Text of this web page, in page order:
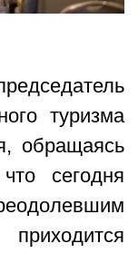
туризма
обращаясь
сегодня